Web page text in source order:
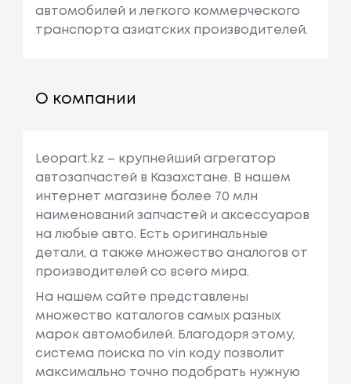
автомобилей и легкого коммерческого
транспорта азиатских производителей.
О компании
Leopart.kz – крупнейший агрегатор
автозапчастей в Казахстане. В нашем
интернет магазине более 70 млн
наименований запчастей и аксессуаров
на любые авто. Есть оригинальные
детали, а также множество аналогов от
производителей со всего мира.
На нашем сайте представлены
множество каталогов самых разных
марок автомобилей. Благодоря этому,
система поиска по vin коду позволит
максимально точно подобрать нужную